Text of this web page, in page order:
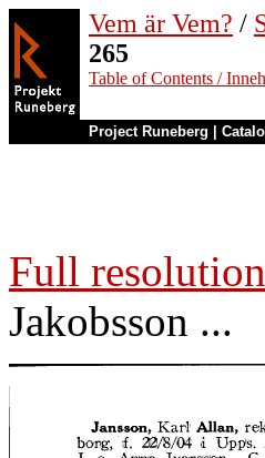
Vem är Vem? /
265
Table of Contents /
Project Runeberg
Full
Jakobsson ...